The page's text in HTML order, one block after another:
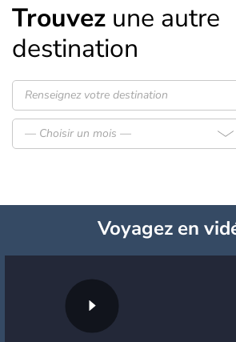
Trouvez une autre
destination
— Choisir un mois —
Voyagezen